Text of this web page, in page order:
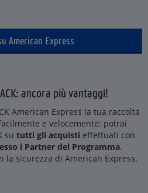
American Express
ancora più vantaggi!
American Express la tua raccolta
e velocemente: potrai
su tutti gli acquisti effettuati con
i Partner del Programma.
la sicurezza di American Express.